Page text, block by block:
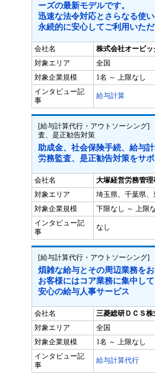
ーズの最新モデルです。
迅速な法令対応とさらなる使
永続的に安心してご利用いた
会社名
株式会社オービ
対象エリア
全国
対象企業規模
1名 ～ 上限なし
インタビュー記
事
給与計算
[給与計算代行・アウトソーシング
査、是正勧告対策
助成金、社会保険手続、給与
労務監査、是正勧告対策をサ
会社名
大塚経営労務管理
対象エリア
埼玉県、千葉県
対象企業規模
下限なし ～ 上限
インタビュー記
事
なし
[給与計算代行・アウトソーシング]
煩雑な給与とその周辺業務を
お客様にはコア業務に集中し
安心の給与人事サービス
会社名
三菱総研ＤＣＳ株
対象エリア
全国
対象企業規模
1名 ～ 上限なし
インタビュー記
事
給与計算代行